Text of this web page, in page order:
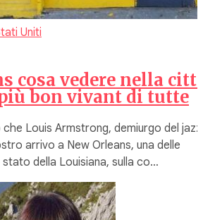
Uniti
cosa vedere nella
bon vivant di tutte
Louis Armstrong, demiurgo del
arrivo a New Orleans, una delle
della Louisiana, sulla co…